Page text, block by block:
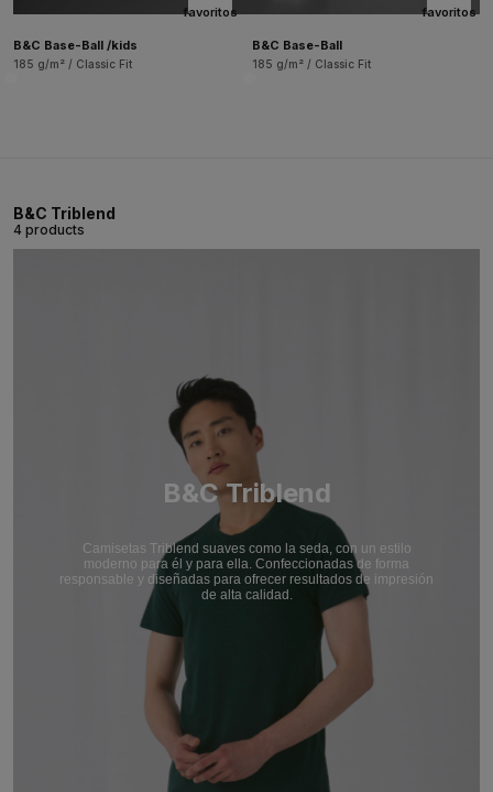
favoritos
B&C Base-Ball /kids
185 g/m² / Classic Fit
favoritos
B&C Base-Ball
185 g/m² / Classic Fit
B&C Triblend
4 products
B&C Triblend
Camisetas Triblend suaves como la seda, con un estilo
moderno para él y para ella. Confeccionadas de forma
responsable y diseñadas para ofrecer resultados de impresión
de alta calidad.